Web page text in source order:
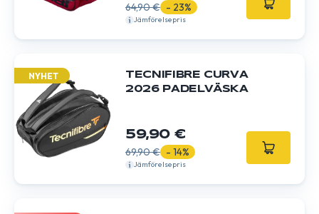
64,90 € - 23%
Jämförelsepris
NYHET
TECNIFIBRE CURVA
2026 PADELVÄSKA
59,90 €
69,90 € - 14%
Jämförelsepris